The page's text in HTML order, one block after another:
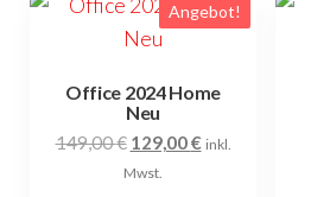
Angebot!
Office 2024 Home
Neu
149,00€ Ursprünglicher
Preis
129,00€Aktueller
inkl.
Mwst.